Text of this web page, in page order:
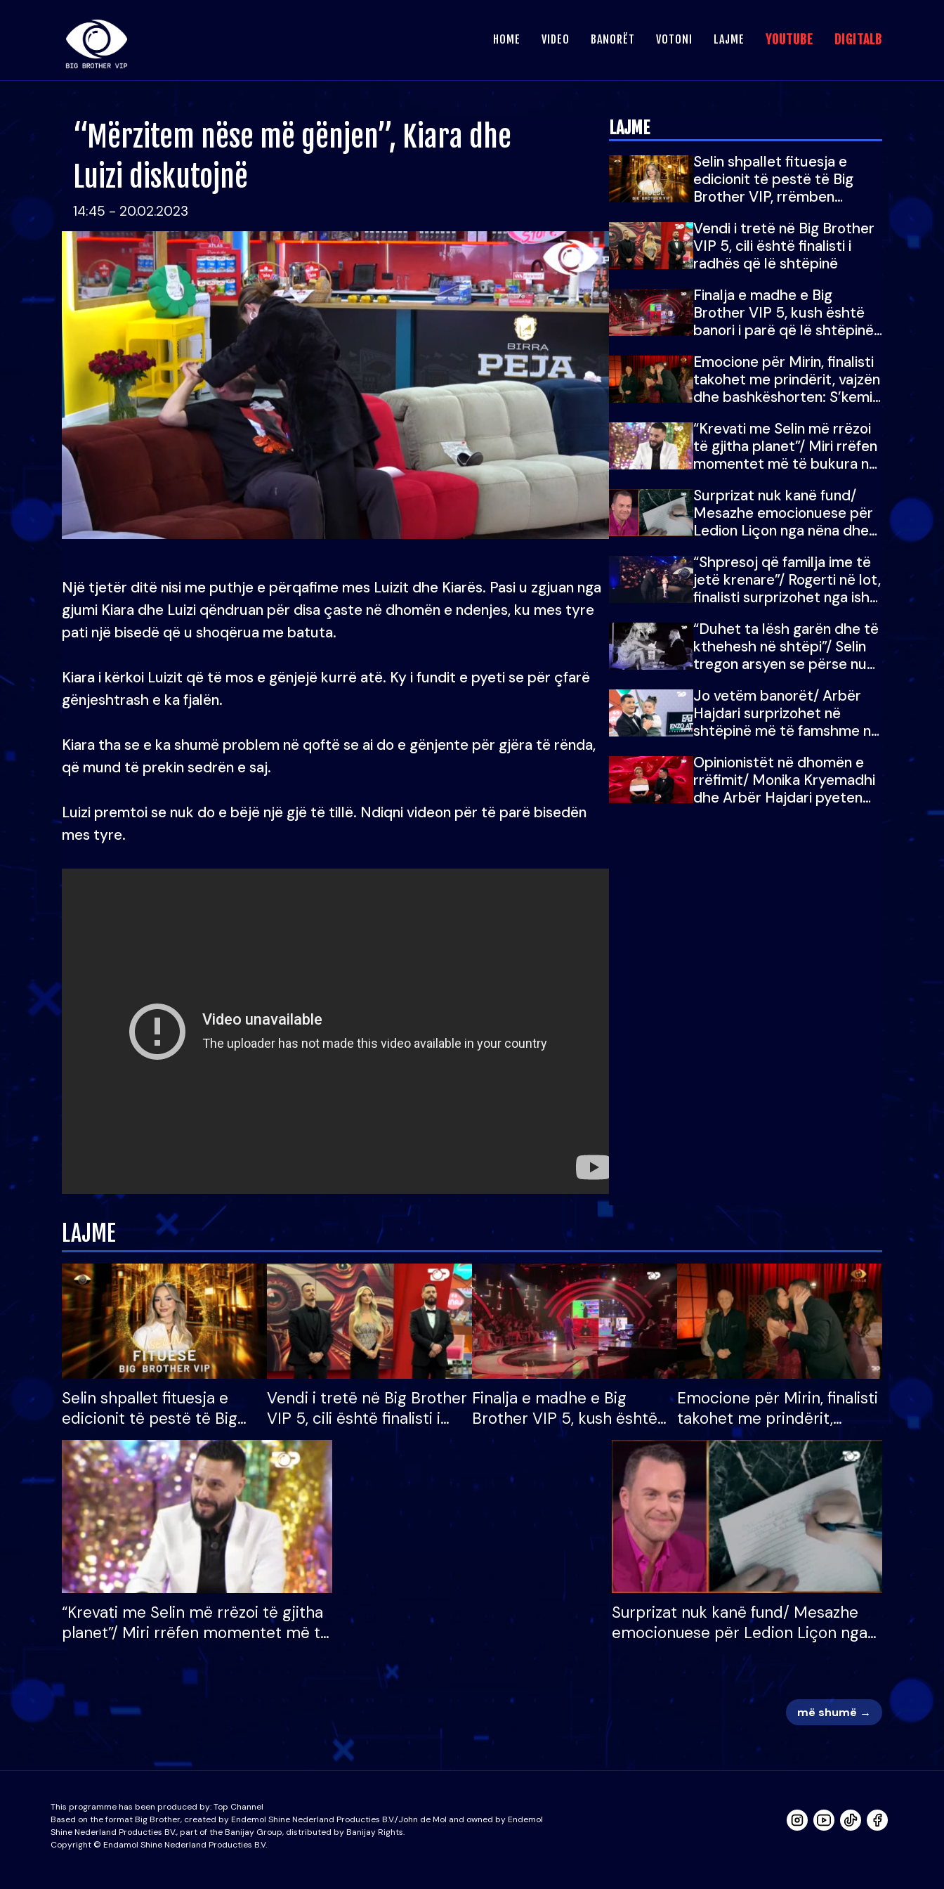
HOME VIDEO BANORËT VOTONI LAJME YOUTUBE DIGITALB
“Mërzitem nëse më gënjen”, Kiara dhe
Luizi diskutojnë
14:45 - 20.02.2023
Një tjetër ditë nisi me puthje e përqafime mes Luizit dhe Kiarës. Pasi u zgjuan nga
gjumi Kiara dhe Luizi qëndruan për disa çaste në dhomën e ndenjes, ku mes tyre
pati një bisedë që u shoqërua me batuta.
Kiara i kërkoi Luizit që të mos e gënjejë kurrë atë. Ky i fundit e pyeti se për çfarë
gënjeshtrash e ka fjalën.
Kiara tha se e ka shumë problem në qoftë se ai do e gënjente për gjëra të rënda,
që mund të prekin sedrën e saj.
Luizi premtoi se nuk do e bëjë një gjë të tillë. Ndiqni videon për të parë bisedën
mes tyre.
LAJME
Selin shpallet fituesja e
edicionit të pestë të Big
Brother VIP, rrëmben
mijë eurosh
Vendi i tretë në Big Brother
VIP 5, cili është finalisti i
radhës që lë shtëpinë
Finalja e madhe e Big
Brother VIP 5, kush është
banori i parë që lë shtëpinë
fituar çmimin e madh
Emocione për Mirin, finalisti
takohet me prindërit, vajzën
dhe bashkëshorten: S’kemi
“Krevati me Selin më rrëzoi
të gjitha planet”/ Miri rrëfen
momentet më të bukura në
mungojë zilja e mëngjesit
kur…
Surprizat nuk kanë fund/
Mesazhe emocionuese për
Ledion Liçon nga nëna dhe
i mban dot lotët: Nuk
meritoj…
“Shpresoj që familja ime të
jetë krenare”/ Rogerti në lot,
finalisti surprizohet nga ish-
“Duhet ta lësh garën dhe të
kthehesh në shtëpi”/ Selin
tregon arsyen se përse nuk
Doja ta çoja luftën time deri
në fund
Jo vetëm banorët/ Arbër
Hajdari surprizohet në
shtëpinë më të famshme në
me vajzën e tij
Opinionistët në dhomën e
rrëfimit/ Monika Kryemadhi
dhe Arbër Hajdari pyeten
LAJME
Selin shpallet fituesja e
edicionit të pestë të Big
Brother VIP, rrëmben
çmimin e madh prej 100
mijë eurosh
Vendi i tretë në Big Brother
VIP 5, cili është finalisti i
radhës që lë shtëpinë
Finalja e madhe e Big
Brother VIP 5, kush është
banori i parë që lë shtëpinë
dhe humb mundësinë për
të fituar çmimin e madh
Emocione për Mirin, finalisti
takohet me prindërit,
vajzën dhe bashkëshorten:
S’kemi ndonjë letër divorci
apo jo?
“Krevati me Selin më rrëzoi të gjitha
planet”/ Miri rrëfen momentet më të
bukura në shtëpinë e BB VIP: Do më
mungojë zilja e mëngjesit kur…
Surprizat nuk kanë fund/ Mesazhe
emocionuese për Ledion Liçon nga
nëna dhe fëmijët e tij, moderatori
nuk i mban dot lotët: Nuk meritoj…
më shumë →
This programme has been produced by:Top Channel
Based on the format Big Brother, created by Endemol Shine Nederland Producties B.V./John de Mol and owned by Endemol
Shine Nederland Producties BV., part of the Banijay Group, distributed by Banijay Rights.
Copyright © Endamol Shine Nederland Producties B.V.